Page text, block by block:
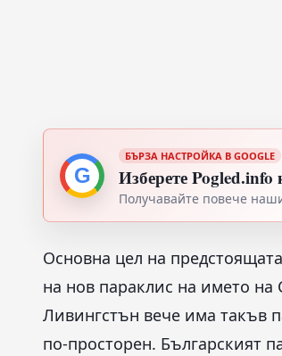
G
БЪРЗА НАСТРОЙКА В GOOGLE
Изберете
Получавайте повече
Основна цел на
на нов параклис на името на
Ливингстън вече има такъв
по-просторен. Българският